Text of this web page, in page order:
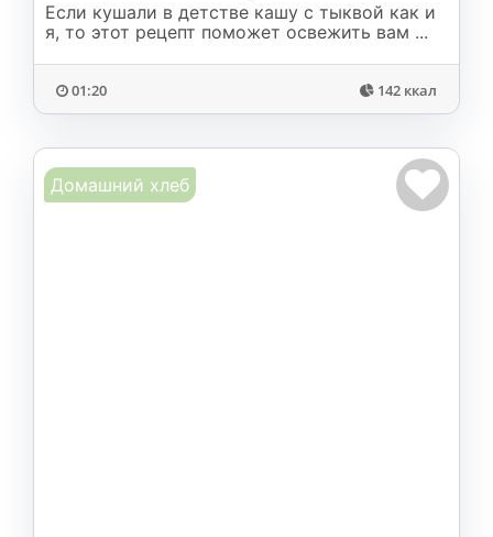
Если кушали в детстве кашу с тыквой как и
я, то этот рецепт поможет освежить вам ...
01:20 142 ккал
Домашний хлеб